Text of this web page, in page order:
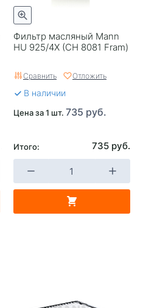
Фильтр масляный Mann
HU 925/4X (CH 8081 Fram)
Сравнить Отложить
В наличии
Цена за 1 шт. 735 руб.
Итого: 735 руб.